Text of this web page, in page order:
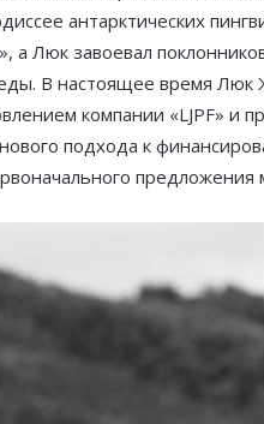
антарктических
а Люк завоевал
В настоящее время Люк
компании «LJPF» и
подхода к
предложения